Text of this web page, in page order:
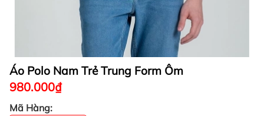
Áo Polo Nam Trẻ Trung Form Ôm
980.000₫
Mã Hàng: